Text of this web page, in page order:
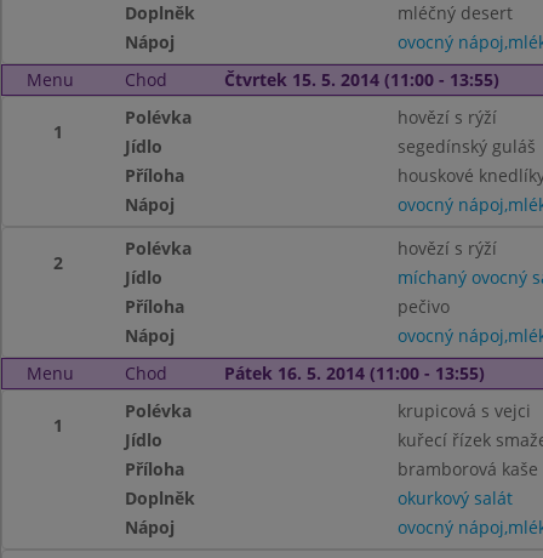
Doplněk
mléčný desert
Nápoj
ovocný
Menu
Chod Čtvrtek 15. 5. 2014 (11:00 - 13:55)
1
Polévka
hovězí s rýží
Jídlo
segedínský guláš
Příloha
houskové
Nápoj
ovocný
2
Polévka
hovězí s rýží
Jídlo
míchaný ovocný
Příloha
pečivo
Nápoj
ovocný
Menu
Chod Pátek 16. 5. 2014 (11:00 - 13:55)
1
Polévka
krupicová s vejci
Jídlo
kuřecí řízek
Příloha
bramborová kaše
Doplněk
okurkový salát
Nápoj
ovocný